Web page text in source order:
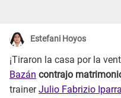
Estefani Hoyos
¡Tiraron la casa por la
Bazán contrajo
trainerJulio Fabrizio